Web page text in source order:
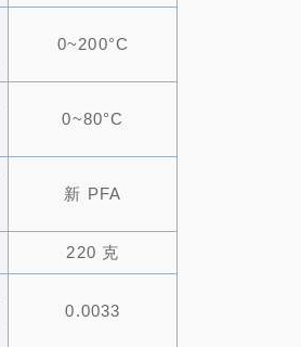
0~200°C
0~80°C
新 PFA
220 克
0.0033